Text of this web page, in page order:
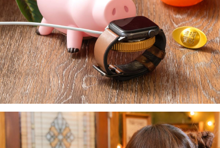
【注意事項】
１．透過由恩沛科技股份有限公司提供之「AFTEE先享後付」服務完成之交
易，需依本服務之必要範圍內提供個人資料，並將交易相關給付款項請求債
權轉讓予恩沛科技股份有限公司。
２．關於個人資料處理事宜，請瀏覽以下網址：
https://aftee.tw/terms/#terms3
３．未成年的使用者請事先徵得法定代理人或監護人之同意方可使用
「AFTEE先享後付」，若未經同意申辦者引起之損失，本公司不負相關責
任。
４．使用「AFTEE先享後付」時，將依據個別帳號之用戶狀況，依本公司即
時審查核予不同之上限額度；若仍有額度不足之情形，本公司將視審查結果
５．嚴禁一人註冊多個帳號或使用他人資訊註冊。若發現惡意使用之情形，
恩沛科技股份有限公司將有權停止該用戶之使用額度並採取法律行動。
宅配-離島
每筆NT$300